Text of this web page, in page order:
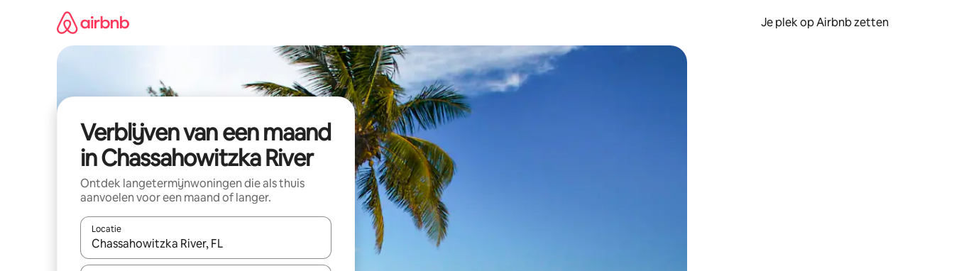
Je plek op Airbnb zetten
Verblijven van een maand
in Chassahowitzka River
Ontdek langetermijnwoningen die als thuis
aanvoelen voor een maand of langer.
Locatie
Wanneer er resultaten beschikbaar zijn, maak je een keuze met je de pijltjestoetsen omhoog en omlaag, óf door te tikken of swipen.